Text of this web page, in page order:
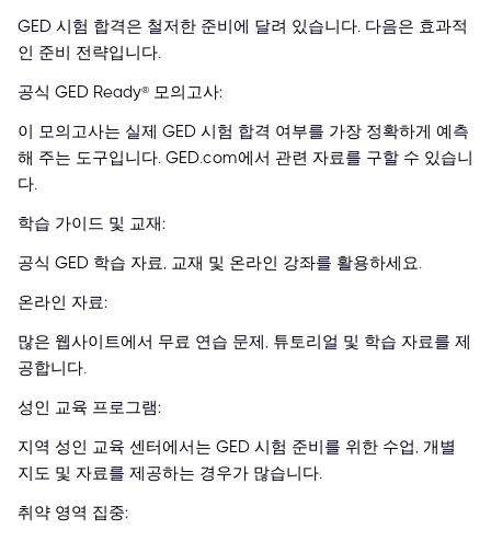
GED 시험 합격은 철저한 준비에 달려 있습니다. 다음은 효과적
인 준비 전략입니다.
공식 GED Ready® 모의고사:
이 모의고사는 실제 GED 시험 합격 여부를 가장 정확하게 예측
해 주는 도구입니다. GED.com에서 관련 자료를 구할 수 있습니
다.
학습 가이드 및 교재:
공식 GED 학습 자료, 교재 및 온라인 강좌를 활용하세요.
온라인 자료:
많은 웹사이트에서 무료 연습 문제, 튜토리얼 및 학습 자료를 제
공합니다.
성인 교육 프로그램:
지역 성인 교육 센터에서는 GED 시험 준비를 위한 수업, 개별
지도 및 자료를 제공하는 경우가 많습니다.
취약 영역 집중: